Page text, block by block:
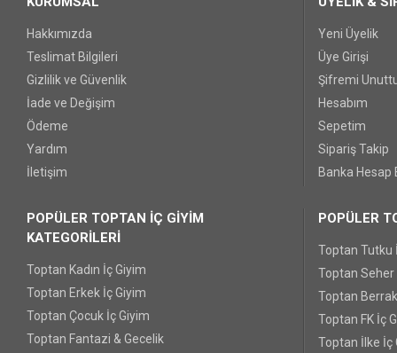
Hakkımızda
Teslimat Bilgileri
Gizlilik ve Güvenlik
İade ve Değişim
Ödeme
Yardım
İletişim
Yeni Üyelik
Üye Girişi
Şifremi
Hesabım
Sepetim
Sipariş Takip
Banka Hesap
POPÜLER TOPTAN İÇ GİYİM
KATEGORİLERİ
Toptan Kadın İç Giyim
Toptan Erkek İç Giyim
Toptan Çocuk İç Giyim
Toptan Fantazi & Gecelik
POPÜLER
Toptan Tutku
Toptan Seher
Toptan
Toptan FK İç
Toptan İlke İç